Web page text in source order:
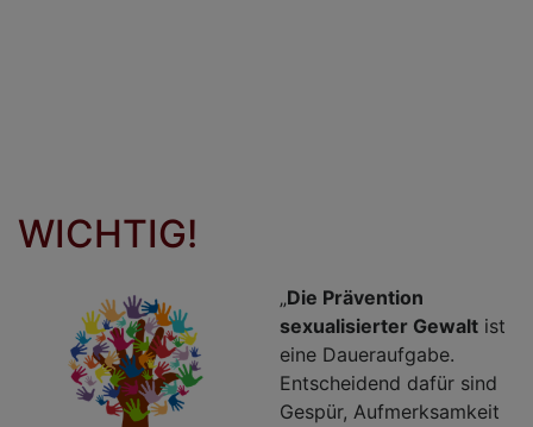
WICHTIG!
„Die Prävention
sexualisierter Gewalt ist
eine Daueraufgabe.
Entscheidend dafür sind
Gespür, Aufmerksamkeit